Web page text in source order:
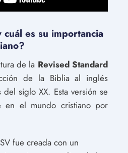
cuál es su importancia
de la Revised Standard
de la Biblia al inglés
siglo XX. Esta versión se
en el mundo cristiano por
fue creada con un